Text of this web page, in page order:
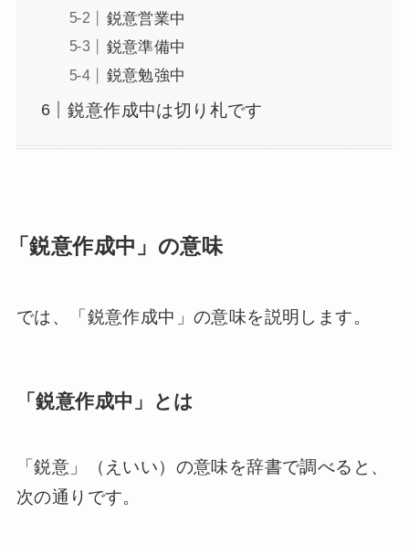
鋭意営業中
鋭意準備中
鋭意勉強中
鋭意作成中は切り札です
「鋭意作成中」の意味
では、「鋭意作成中」の意味を説明します。
「鋭意作成中」とは
「鋭意」（えいい）の意味を辞書で調べると、
次の通りです。